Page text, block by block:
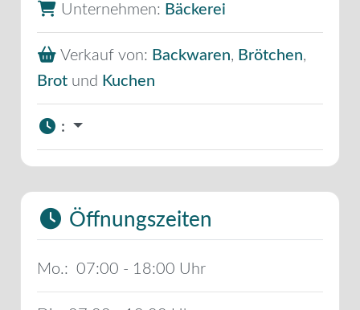
Unternehmen: Bäckerei
Verkauf von: Backwaren, Brötchen,
Brot und Kuchen
:
Öffnungszeiten
Mo.: 07:00 - 18:00